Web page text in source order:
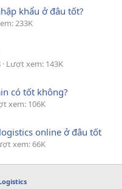
khẩu ở đâu tốt?
233K
Lượt xem: 143K
có tốt không?
xem: 106K
online ở đâu tốt
xem: 66K